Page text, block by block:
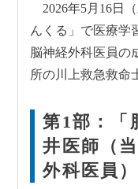
2026年5月16日
んくる」で医療学
脳神経外科医員の
所の川上救急救命
第1部：「
井医師（
外科医員）